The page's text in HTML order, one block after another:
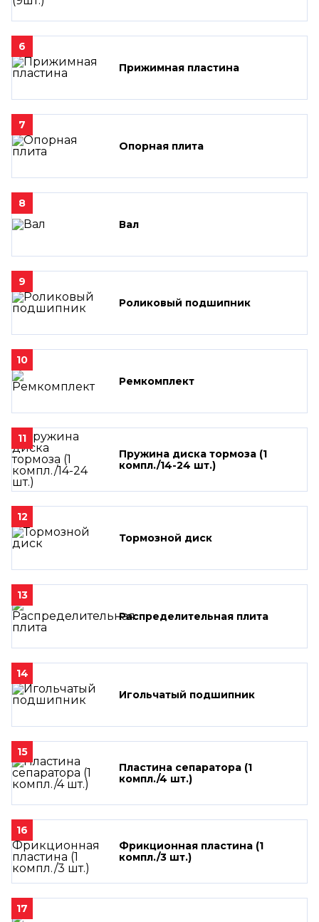
6
Прижимная пластина
7
Опорная плита
8
Вал
9
Роликовый подшипник
10
Ремкомплект
11
Пружина диска тормоза (1
компл./14-24 шт.)
12
Тормозной диск
13
Распределительная плита
14
Игольчатый подшипник
15
Пластина сепаратора (1
компл./4 шт.)
16
Фрикционная пластина (1
компл./3 шт.)
17